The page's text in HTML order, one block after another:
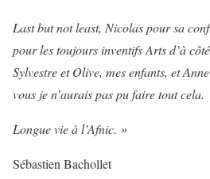
Last but not least, Nicolas pour sa
pour les toujours inventifs Arts d’à
Sylvestre et Olive, mes enfants, et
vous je n’aurais pas pu faire tout cela.
Longue vie à l’Afnic. »
Sébastien Bachollet